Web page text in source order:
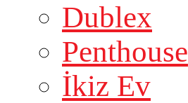
Dublex
Penthouse
İkiz Ev